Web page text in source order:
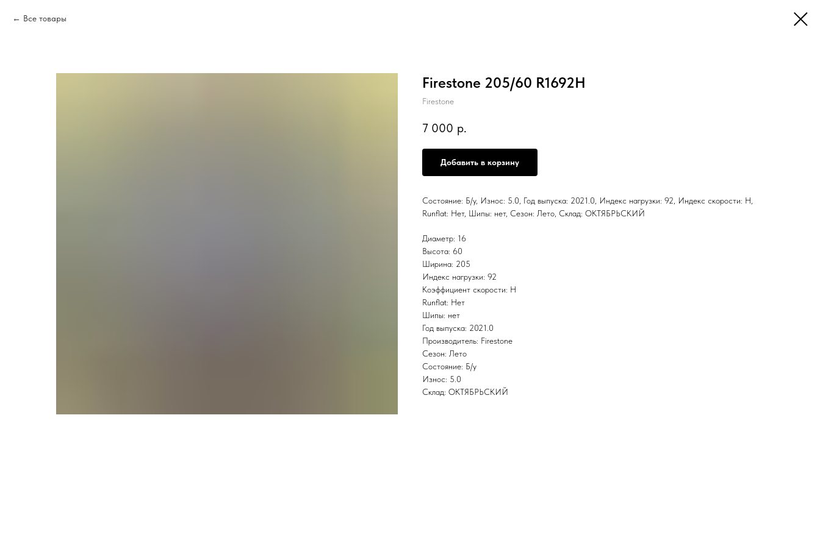
Все товары
Firestone 205/60 R1692H
Firestone
7 000 р.
Добавить в корзину
Состояние: Б/у, Износ: 5.0, Год выпуска: 2021.0, Индекс нагрузки: 92, Индекс скорости: H,
Runflat: Нет, Шипы: нет, Сезон: Лето, Склад: ОКТЯБРЬСКИЙ
Диаметр: 16
Высота: 60
Ширина: 205
Индекс нагрузки: 92
Коэффициент скорости: H
Runflat: Нет
Шипы: нет
Год выпуска: 2021.0
Производитель: Firestone
Сезон: Лето
Состояние: Б/у
Износ: 5.0
Склад: ОКТЯБРЬСКИЙ